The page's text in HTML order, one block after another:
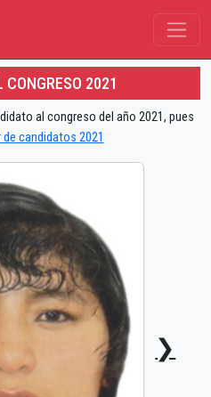
CONGRESO 2021
al congreso del año 2021, pues
de candidatos 2021
❯